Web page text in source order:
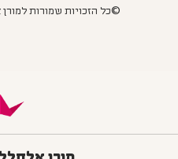
©כל הזכויות שמורות